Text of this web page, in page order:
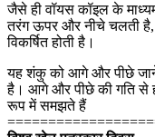
जैसे ही वॉयस कॉइल के
तरंग ऊपर और नीचे चलती है,
विकर्षित होती है।
यह शंकु को आगे और पीछे
है। आगे और पीछे की गति से
रूप में समझते हैं